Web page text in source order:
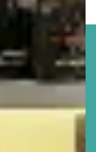
دور النشر